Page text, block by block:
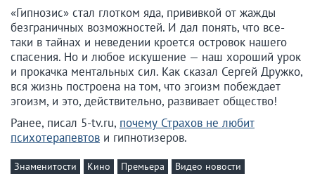
«Гипнозис» стал глотком яда, прививкой от жажды
безграничных возможностей. И дал понять, что все-
таки в тайнах и неведении кроется островок нашего
спасения. Но и любое искушение — наш хороший урок
и прокачка ментальных сил. Как сказал Сергей Дружко,
вся жизнь построена на том, что эгоизм побеждает
эгоизм, и это, действительно, развивает общество!
Ранее, писал 5-tv.ru, почему Страхов не любит
психотерапевтов и гипнотизеров.
Знаменитости Кино Премьера Видео новости